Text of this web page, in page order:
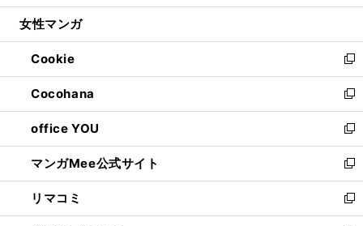
開
ウ
開
く
ン
ウ
で
開
く
ウ
ン
ド
ウ
で
開
く
し
ウ
ィ
ン
ド
ウ
で
開
く
女性マンガ
Cookie
新
し
い
ウ
ィ
ン
ド
ウ
で
開
Cocohana
新
し
い
ウ
ィ
ン
ド
ウ
office YOU
新
し
い
ウ
ィ
ン
マンガMee公式サイト
新
し
い
ウ
リマコミ
新
し